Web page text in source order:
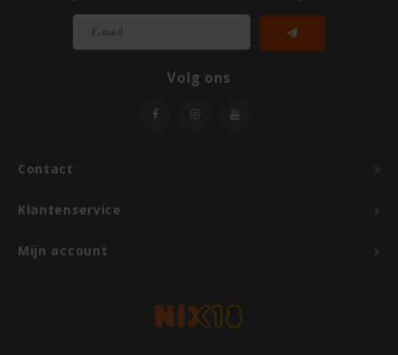
Contact
Volg ons
Klantenservice
Mijn account